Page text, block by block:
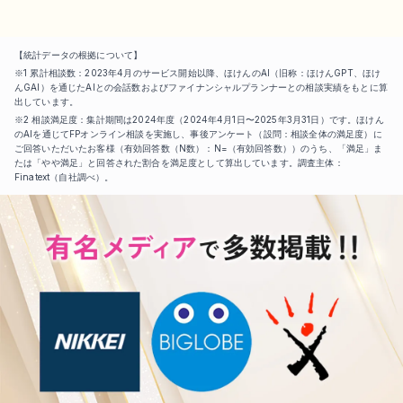
【統計データの根拠について】
※1 累計相談数：2023年4月のサービス開始以降、ほけんのAI（旧称：ほけんGPT、ほけ
んGAI）を通じたAIとの会話数およびファイナンシャルプランナーとの相談実績をもとに算
出しています。
※2 相談満足度：集計期間は2024年度（2024年4月1日〜2025年3月31日）です。ほけん
のAIを通じてFPオンライン相談を実施し、事後アンケート（設問：相談全体の満足度）に
ご回答いただいたお客様（有効回答数（N数）：N=（有効回答数））のうち、「満足」ま
たは「やや満足」と回答された割合を満足度として算出しています。調査主体：
Finatext（自社調べ）。